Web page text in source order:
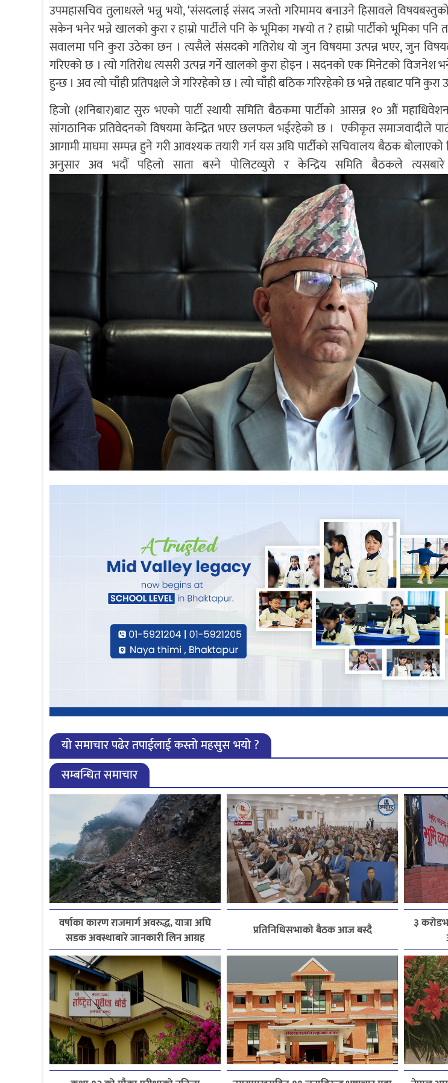
उपमहासचिव तुलाधरले भन्नु भयो, ‘संसदलाई संसद जस्तो गरिमामय बनाउने हिसावले
सकेन भनेर भन्ने खालको कुरा र हाम्रो पार्टीले पनि के भूमिका ग¥यो त ? हाम्रो पार्टीको भूमिका पनि
सवालमा पनि कुरा उठेका छन । त्यसैले संसदको गतिरोध यो जुन विषयमा उत्पन्न भएर, जुन
गरिएको छ । त्यो गतिरोध त्यसरी उत्पन्न गर्ने खालको कुरा होइन । सदनको एक मिनेटको विजनेश
हुन्छ । अव त्यो चाँही प्रतिपक्षले जे गरिरहेको छ । त्यो चाँही बठिक गरिरहेको छ भन्ने तहबाट पनि
हिजो (शनिबार)बाट सुरु भएको पार्टी स्थायी समिति बैठकमा पार्टीको आसन्न १० औं
सांगठानिक प्रतिवेदनको विषयमा केन्द्रित भएर छलफल भईरहेको छ । एकीकृत समाजवादीले
आगामी माघमा सम्पन्न हुने गरी आवश्यक तयारी गर्न यस अघि पार्टीको सचिवालय बैठक
अनुसार अव भदौं पहिलो साता बस्ने पोलिटव्युरो र केन्द्रिय समिति बैठकले
यो समाचार पढेर तपाईलाई कस्तो महसुस भयो ?
सम्बन्धित समाचार
वर्षाका कारण राजमार्ग अवरुद्ध, यात्रा अघि
सडक अवस्थाबारे जानकारी लिन आग्रह
प्रतिनिधिसभाको बैठक आज बस्दै
३